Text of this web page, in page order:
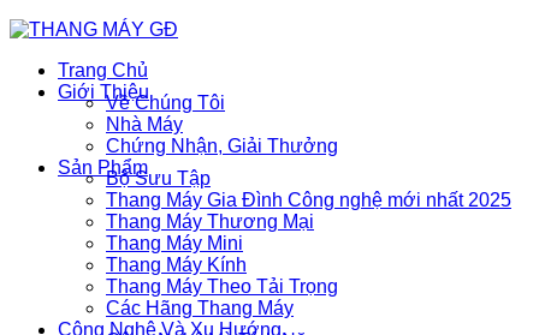
Trang Chủ
Giới Thiệu
Về Chúng Tôi
Nhà Máy
Chứng Nhận, Giải Thưởng
Sản Phẩm
Bộ Sưu Tập
Thang Máy Gia Đình Công nghệ mới nhất 2025
Thang Máy Thương Mại
Thang Máy Mini
Thang Máy Kính
Thang Máy Theo Tải Trọng
Các Hãng Thang Máy
Công Nghệ Và Xu Hướng